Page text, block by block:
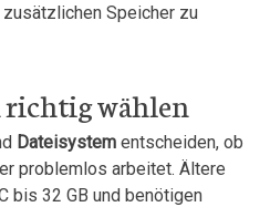
Speicher zu
wählen
Dateisystementscheiden, ob
problemlos arbeitet. Ältere
bis 32 GB⁤ und benötigen